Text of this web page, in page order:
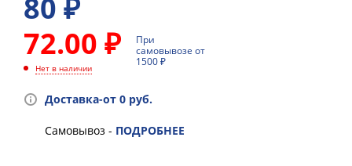
80 ₽
72.00 ₽
При
самовывозе от
1500 ₽
Нет в наличии
Доставка-от 0 руб.
Самовывоз - ПОДРОБНЕЕ